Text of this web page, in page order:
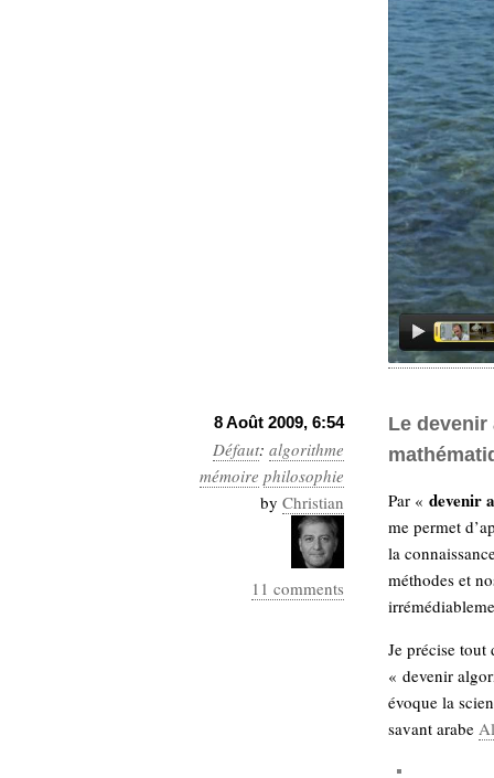
8 Août 2009, 6:54
Défaut: algorithme
mémoire philosophie
by Christian
11 comments
Le
Par « devenir
me permet
la
méthodes et
Je précise tout
« devenir
évoque la
savant arabe